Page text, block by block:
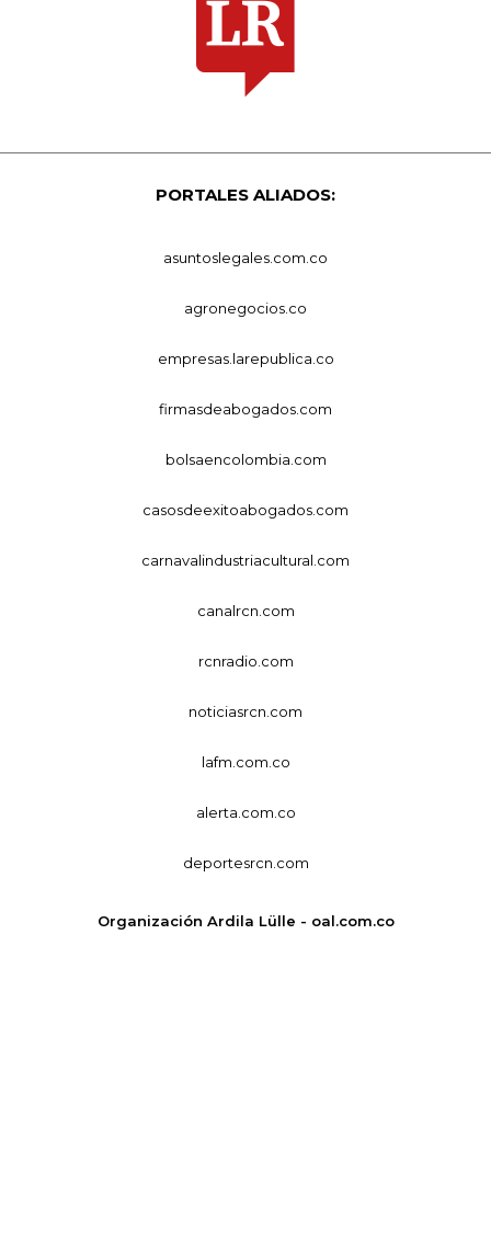
PORTALES ALIADOS:
asuntoslegales.com.co
agronegocios.co
empresas.larepublica.co
firmasdeabogados.com
bolsaencolombia.com
casosdeexitoabogados.com
carnavalindustriacultural.com
canalrcn.com
rcnradio.com
noticiasrcn.com
lafm.com.co
alerta.com.co
deportesrcn.com
Organización Ardila Lülle - oal.com.co